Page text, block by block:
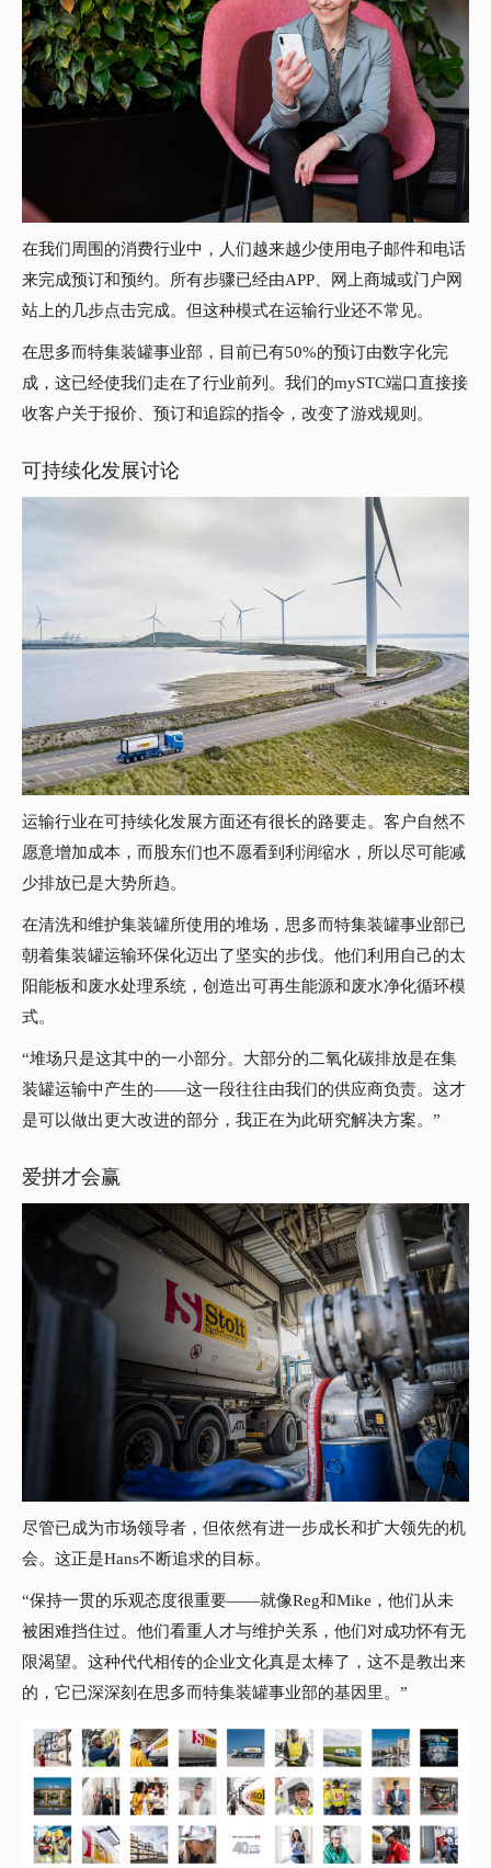
在我们周围的消费行业中，人们越来越少使用电子邮件和电话
来完成预订和预约。所有步骤已经由APP、网上商城或门户网
站上的几步点击完成。但这种模式在运输行业还不常见。
在思多而特集装罐事业部，目前已有50%的预订由数字化完
成，这已经使我们走在了行业前列。我们的mySTC端口直接接
收客户关于报价、预订和追踪的指令，改变了游戏规则。
可持续化发展讨论
运输行业在可持续化发展方面还有很长的路要走。客户自然不
愿意增加成本，而股东们也不愿看到利润缩水，所以尽可能减
少排放已是大势所趋。
在清洗和维护集装罐所使用的堆场，思多而特集装罐事业部已
朝着集装罐运输环保化迈出了坚实的步伐。他们利用自己的太
阳能板和废水处理系统，创造出可再生能源和废水净化循环模
式。
“堆场只是这其中的一小部分。大部分的二氧化碳排放是在集
装罐运输中产生的——这一段往往由我们的供应商负责。这才
是可以做出更大改进的部分，我正在为此研究解决方案。”
爱拼才会赢
尽管已成为市场领导者，但依然有进一步成长和扩大领先的机
会。这正是Hans不断追求的目标。
“保持一贯的乐观态度很重要——就像Reg和Mike，他们从未
被困难挡住过。他们看重人才与维护关系，他们对成功怀有无
限渴望。这种代代相传的企业文化真是太棒了，这不是教出来
的，它已深深刻在思多而特集装罐事业部的基因里。”